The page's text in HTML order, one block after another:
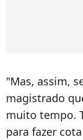
"Mas, assim,
magistrado
muito tempo.
para fazer